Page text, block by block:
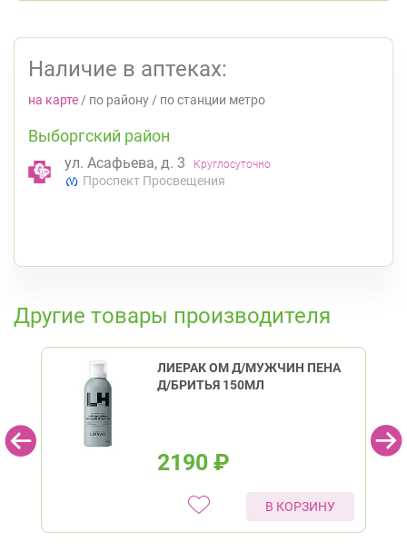
Наличие в аптеках:
на карте / по району / по станции метро
Выборгский район
ул. Асафьева, д. 3 Круглосуточно
Проспект Просвещения
Другие товары производителя
ЛИЕРАК ОМ Д/МУЖЧИН ПЕНА
Д/БРИТЬЯ 150МЛ
2190 ₽
В КОРЗИНУ